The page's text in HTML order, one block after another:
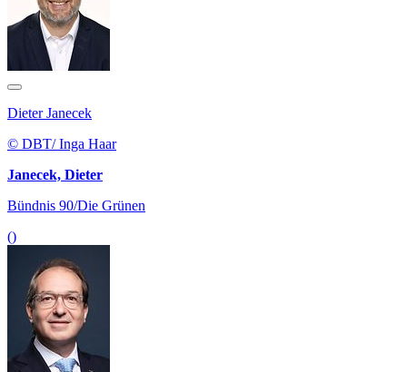
Dieter Janecek
© DBT/ Inga Haar
Janecek, Dieter
Bündnis 90/Die Grünen
()